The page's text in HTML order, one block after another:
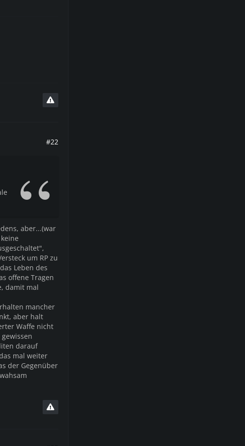
#22
aber...(war
um RP zu
Leben des
offene Tragen
damit mal
mancher
aber halt
Waffe nicht
darauf
mal weiter
der Gegenüber